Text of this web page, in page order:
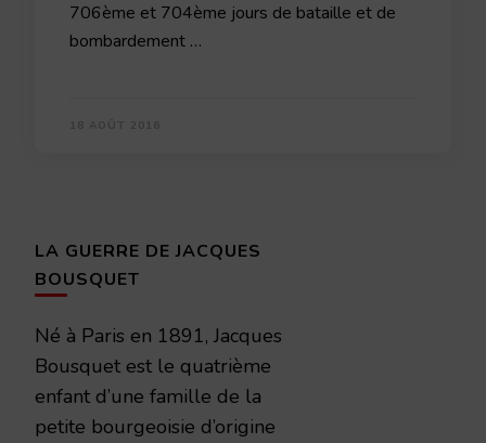
706ème et 704ème jours de bataille et de
bombardement …
LA GUERRE DE JACQUES
BOUSQUET
Né à Paris en 1891, Jacques
Bousquet est le quatrième
enfant d’une famille de la
petite bourgeoisie d’origine